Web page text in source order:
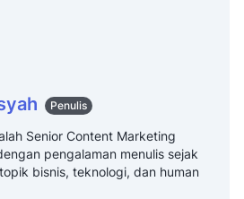
Penulis
Senior Content Marketing
pengalaman menulis sejak
bisnis, teknologi, dan human